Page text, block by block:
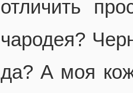
отличить
чародея?
да? А моя